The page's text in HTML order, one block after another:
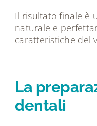
Il risultato finale è
naturale e
caratteristiche del
La
dentali